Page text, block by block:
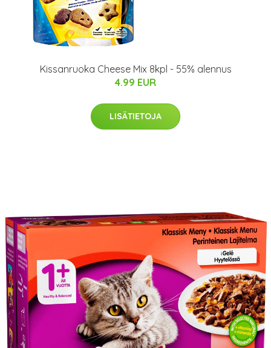
Kissanruoka Cheese Mix 8kpl - 55% alennus
4.99 EUR
LISÄTIETOJA